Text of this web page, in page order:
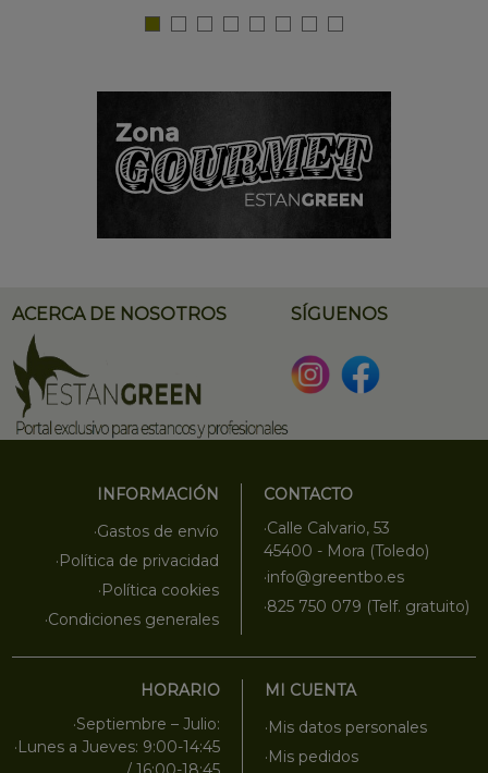
ACERCA DE NOSOTROS SÍGUENOS
INFORMACIÓN
·Gastos de envío
·Política de privacidad
·Política cookies
·Condiciones generales
CONTACTO
·Calle Calvario, 53
45400 - Mora (Toledo)
·info@greentbo.es
·825 750 079 (Telf. gratuito)
HORARIO
·Septiembre – Julio:
·Lunes a Jueves: 9:00-14:45
MI CUENTA
·Mis datos personales
·Mis pedidos